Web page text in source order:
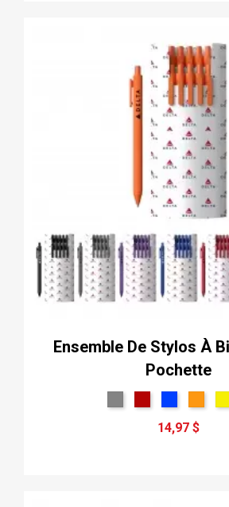
Ensemble De Stylos À
Pochette
14,97 $